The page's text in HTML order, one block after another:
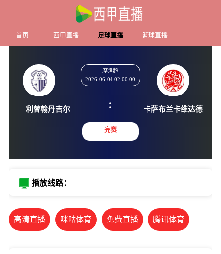
首页 西甲直播 足球直播 篮球直播
利替翰丹吉尔
摩洛超
2026-06-04 02:00:00
:
完赛
播放线路：
高清直播 咪咕体育 免费直播 腾讯体育